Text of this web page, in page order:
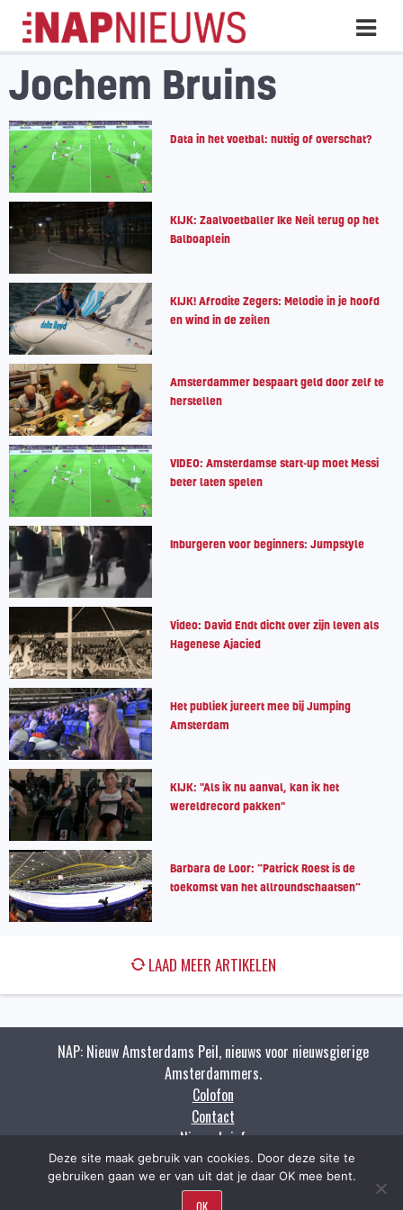
Skip
naar
inhoud
Jochem Bruins
Data in het voetbal: nuttig of overschat?
KIJK: Zaalvoetballer Ike Neil terug op het
Balboaplein
KIJK! Afrodite Zegers: Melodie in je hoofd
en wind in de zeilen
Amsterdammer bespaart geld door zelf te
herstellen
VIDEO: Amsterdamse start-up moet Messi
beter laten spelen
Inburgeren voor beginners: Jumpstyle
Video: David Endt dicht over zijn leven als
Hagenese Ajacied
Het publiek jureert mee bij Jumping
Amsterdam
KIJK: "Als ik nu aanval, kan ik het
wereldrecord pakken"
Barbara de Loor: “Patrick Roest is de
toekomst van het allroundschaatsen”
LAAD MEER ARTIKELEN
NAP: Nieuw Amsterdams Peil, nieuws voor nieuwsgierige
Amsterdammers.
Colofon
Contact
Nieuwsbrief
Zoeken
Deze site maak gebruik van cookies. Door deze site te
gebruiken gaan we er van uit dat je daar OK mee bent.
OK